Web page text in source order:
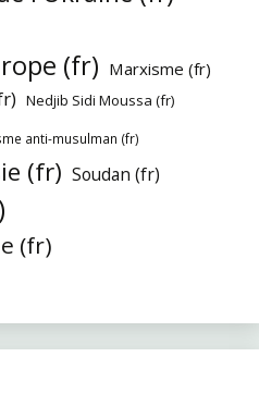
(fr) Marxisme (fr)
Nedjib Sidi Moussa (fr)
anti-musulman (fr)
(fr) Soudan (fr)
(fr)